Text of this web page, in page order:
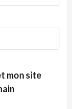
mon site